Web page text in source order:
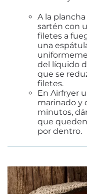
A la
sartén con
filetes a
una
del líquido
que se
filetes.
En Airfryer
marinado y
minutos,
que
por dentro.